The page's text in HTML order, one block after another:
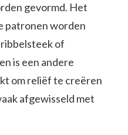
gevormd. Het
patronen worden
of
is een andere
om reliëf te creëren
afgewisseld met